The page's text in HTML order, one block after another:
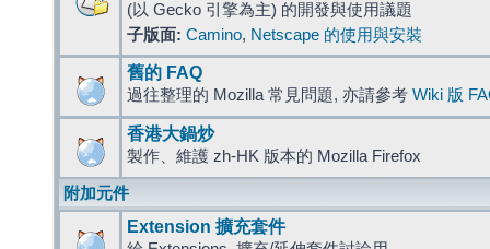
(以 Gecko 引擎為主) 的開發與使用議題
子版面: Camino, Netscape 的使用與安裝
舊的 FAQ
過往整理的 Mozilla 常見問題, 亦請參考 Wiki 版
香港大鍋炒
製作、維護 zh-HK 版本的 Mozilla Firefox
附加元件
Extension 擴充套件